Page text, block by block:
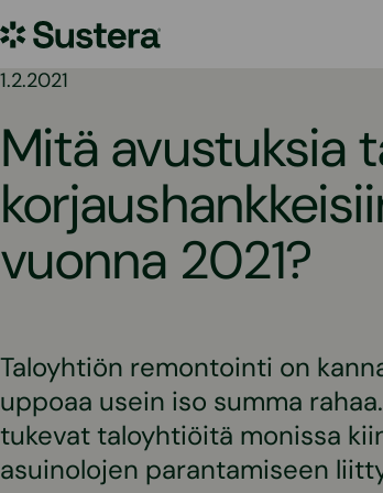
sisältöön
Sustera
1.2.2021
Mitä avustuksia
vuonna 2021?
Taloyhtiön remontointi on
uppoaa usein iso summa
tukevat taloyhtiöitä monissa
asuinolojen parantamiseen